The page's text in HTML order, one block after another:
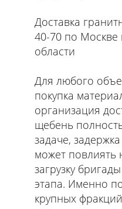
Доставка
40-70 по Москве
области
Для любого
покупка
организация
щебень
задаче,
может повлиять
загрузку
этапа. Именно
крупных